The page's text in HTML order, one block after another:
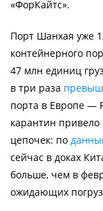
«ФорКайтс».
Порт Шанхая уже
контейнерного
47 млн единиц
в три раза
порта в Европе —
карантин привело
цепочек: по
сейчас в доках
больше, чем в
ожидающих